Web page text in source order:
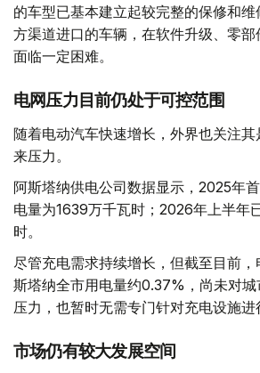
的车型已基本建立起较完整的保修和
方渠道进口的车辆，在软件升级、零
面临一定困难。
电网压力目前仍处于可控范围
随着电动汽车快速增长，外界也关注
来压力。
阿斯塔纳供电公司数据显示，2025年
电量为1639万千瓦时；2026年上半年
时。
尽管充电需求持续增长，但截至目前
斯塔纳全市用电量约0.37%，尚未对
压力，也暂时无需专门针对充电设施进
市场仍有较大发展空间